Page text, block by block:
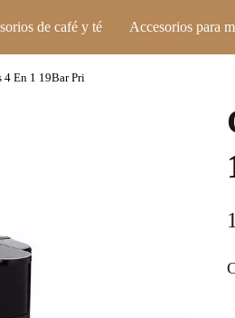
de café y té Accesorios para
4 En 1 19Bar Pri